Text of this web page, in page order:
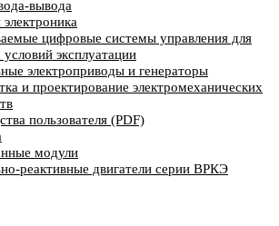
вывода
цифровые системы управления для
эксплуатации
электроприводы и генераторы
и проектирование электромеханических
пользователя (PDF)
модули
реактивные двигатели серии ВРКЭ